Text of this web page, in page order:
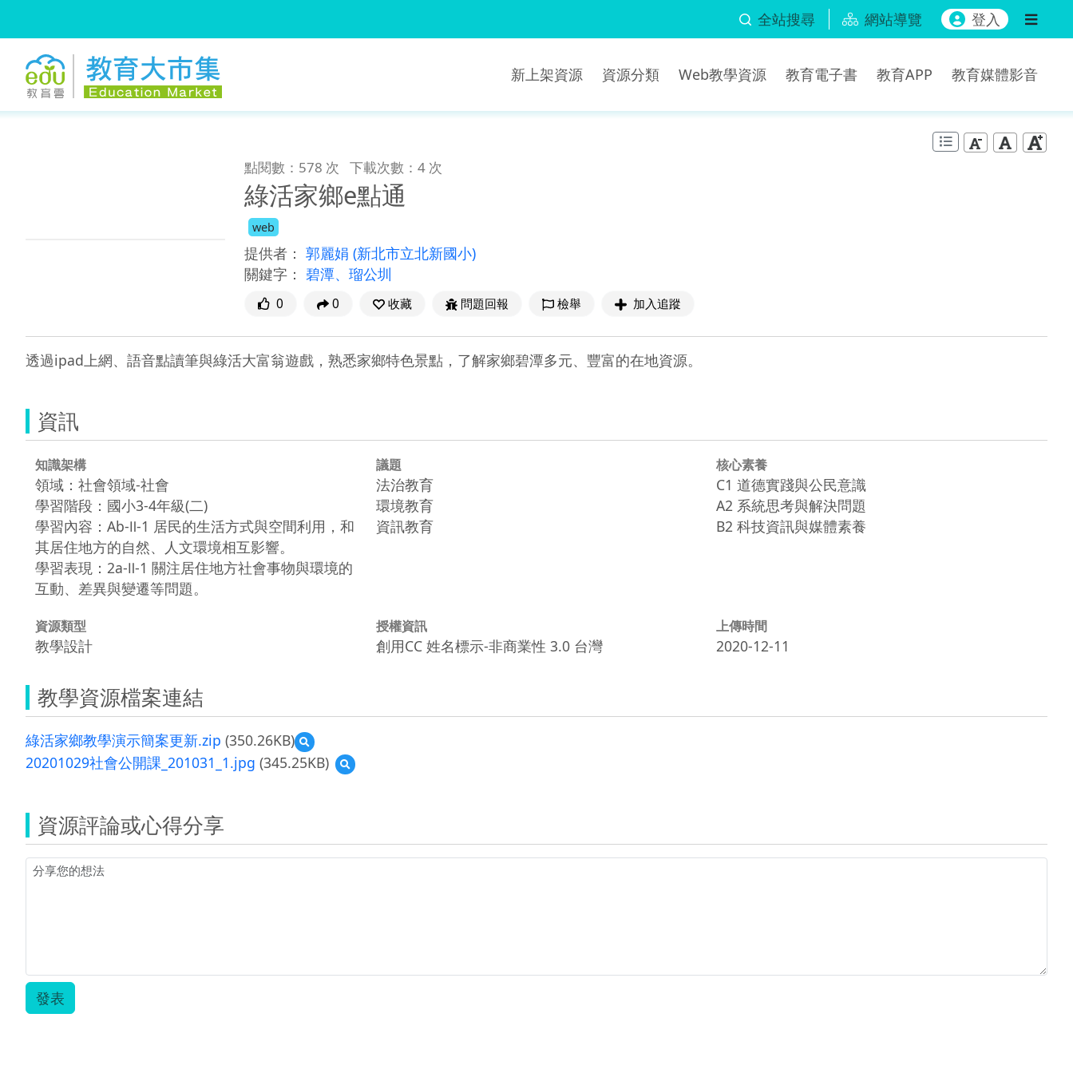
全站搜尋 網站導覽 登入
新上架資源 資源分類 Web教學資源 教育電子書 教育APP 教育媒體影音
點閱數：578 次 下載次數：4 次
綠活家鄉e點通
web
提供者： 郭麗娟 (新北市立北新國小)
關鍵字： 碧潭、瑠公圳
0 0 收藏 問題回報 檢舉 加入追蹤
資訊
知識架構
領域：社會領域-社會
學習階段：國小3-4年級(二)
學習內容：Ab-Ⅱ-1 居民的生活方式與空間利用，和
其居住地方的自然、人文環境相互影響。
學習表現：2a-Ⅱ-1 關注居住地方社會事物與環境的
互動、差異與變遷等問題。
議題
法治教育
環境教育
資訊教育
核心素養
C1 道德實踐與公民意識
A2 系統思考與解決問題
B2 科技資訊與媒體素養
資源類型
教學設計
授權資訊
創用CC 姓名標示-非商業性 3.0 台灣
上傳時間
2020-12-11
教學資源檔案連結
綠活家鄉教學演示簡案更新.zip (350.26KB)
預
覽
綠
學
演
20201029社會公開課_201031_1.jpg (345.25KB)
預
覽
開
資源評論或心得分享
發表